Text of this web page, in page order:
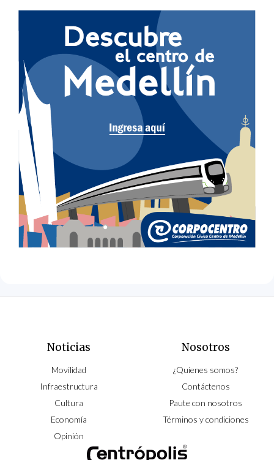
Noticias
Movilidad
Infraestructura
Cultura
Economía
Opinión
Nosotros
¿Quíenes somos?
Contáctenos
Paute con nosotros
Términos y condiciones